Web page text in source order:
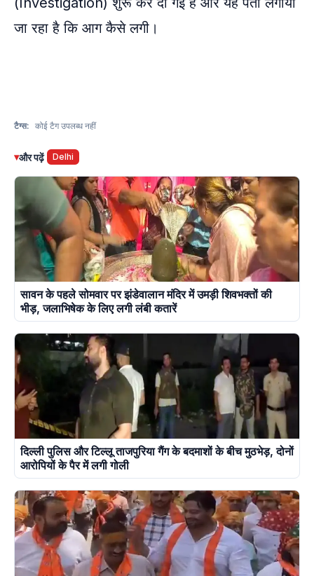
जा रहा है कि आग कैसे लगी।
टैग्स: कोई टैग उपलब्ध नहीं
▾और पढ़ें Delhi
सावन के पहले सोमवार पर झंडेवालान मंदिर में उमड़ी शिवभक्तों की
भीड़, जलाभिषेक के लिए लगी लंबी कतारें
दिल्ली पुलिस और टिल्लू ताजपुरिया गैंग के बदमाशों के बीच मुठभेड़, दोनों
आरोपियों के पैर में लगी गोली